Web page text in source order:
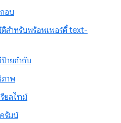
อบ
ติสำหรับพร็อพเพอร์ตี้ text-
ายกำกับ
าพ
ยลไทม์
รัมบ์